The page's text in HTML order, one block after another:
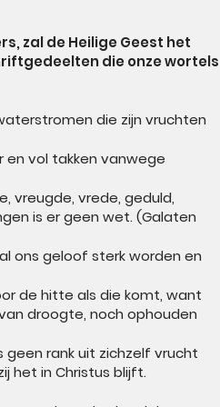
zal de Heilige Geest het
die onze wortels
die zijn vruchten
en vol takken vanwege
vreugde, vrede, geduld,
is er geen wet. (Galaten
ons geloof sterk worden en
de hitte als die komt, want
droogte, noch ophouden
geen rank uit zichzelf vrucht
het in Christus blijft.